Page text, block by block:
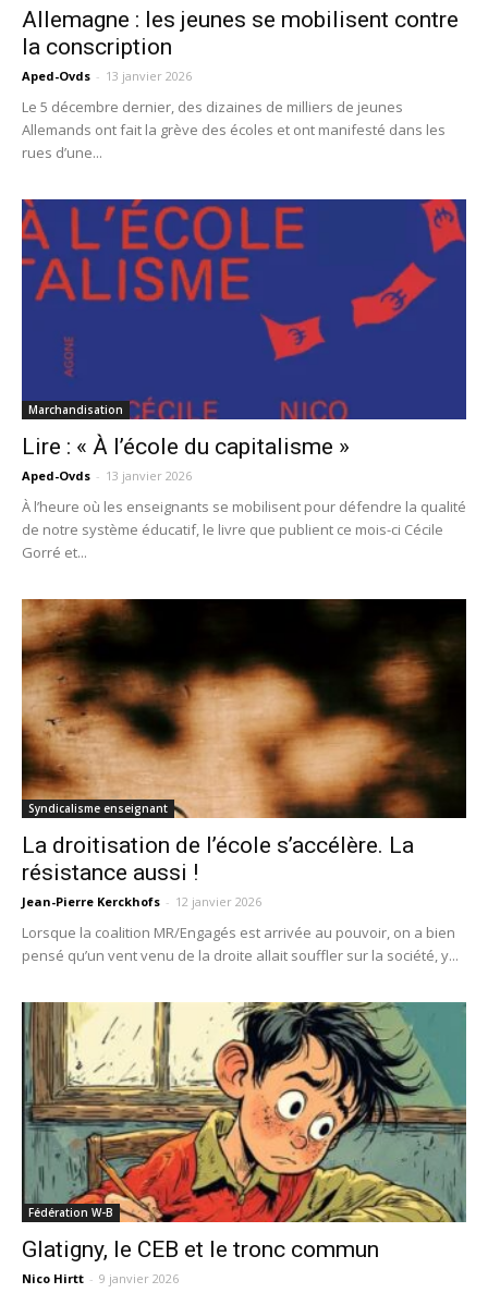
Allemagne : les jeunes se mobilisent contre
la conscription
Aped-Ovds - 13 janvier 2026
Le 5 décembre dernier, des dizaines de milliers de jeunes
Allemands ont fait la grève des écoles et ont manifesté dans les
rues d’une...
Marchandisation
Lire : « À l’école du capitalisme »
Aped-Ovds - 13 janvier 2026
À l’heure où les enseignants se mobilisent pour défendre la qualité
de notre système éducatif, le livre que publient ce mois-ci Cécile
Gorré et...
Syndicalisme enseignant
La droitisation de l’école s’accélère. La
résistance aussi !
Jean-Pierre Kerckhofs - 12 janvier 2026
Lorsque la coalition MR/Engagés est arrivée au pouvoir, on a bien
pensé qu’un vent venu de la droite allait souffler sur la société, y...
Fédération W-B
Glatigny, le CEB et le tronc commun
Nico Hirtt - 9 janvier 2026